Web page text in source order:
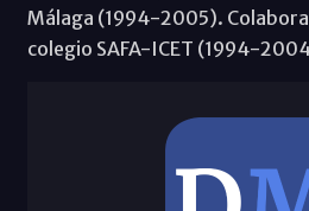
Málaga (1994-2005). Colabora
colegio SAFA-ICET (1994-